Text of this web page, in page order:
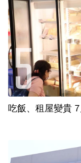
吃飯、租屋變貴